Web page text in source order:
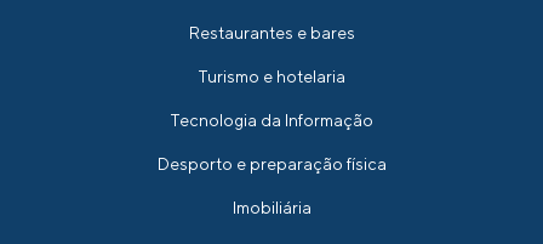
Restaurantes e bares
Turismo e hotelaria
Tecnologia da Informação
Desporto e preparação física
Imobiliária